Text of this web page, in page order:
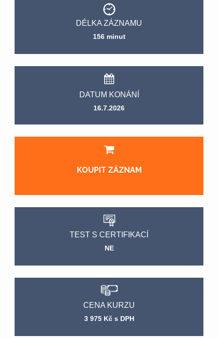
DÉLKA ZÁZNAMU
156 minut
DATUM KONÁNÍ
16.7.2026
KOUPIT ZÁZNAM
TEST S CERTIFIKACÍ
NE
CENA KURZU
3 975 Kč s DPH